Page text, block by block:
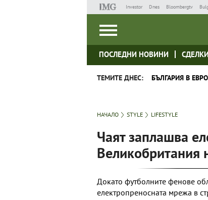
Investor Dnes Bloombergtv
ПОСЛЕДНИ НОВИНИ СДЕЛКИ
ТЕМИТЕ ДНЕС: БЪЛГАРИЯ В
НАЧАЛО STYLE LIFESTYLE
Чаят заплашва
Великобритания
Докато футболните фенове
електропреносната мрежа в